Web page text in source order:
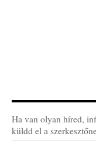
Ha van olyan híred,
küldd el a